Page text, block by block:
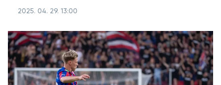
2025. 04. 29. 13:00